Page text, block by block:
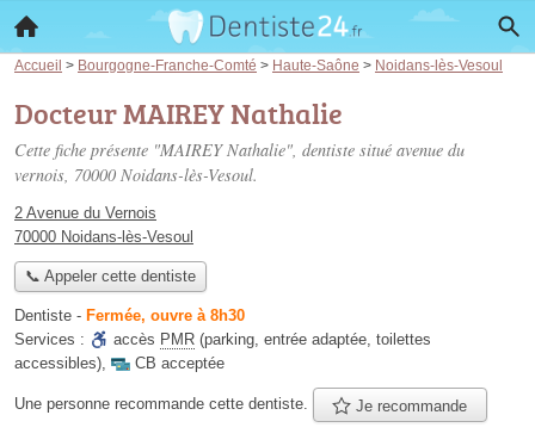
Accueil > Bourgogne-Franche-Comté > Haute-Saône > Noidans-lès-Vesoul
Docteur MAIREY Nathalie
Cette fiche présente "MAIREY Nathalie", dentiste situé avenue du
vernois, 70000 Noidans-lès-Vesoul.
2 Avenue du Vernois
70000 Noidans-lès-Vesoul
📞 Appeler cette dentiste
Dentiste - Fermée, ouvre à 8h30
Services :
accès PMR (parking, entrée adaptée, toilettes
accessibles), CB acceptée
Une personne recommande cette dentiste. Je recommande